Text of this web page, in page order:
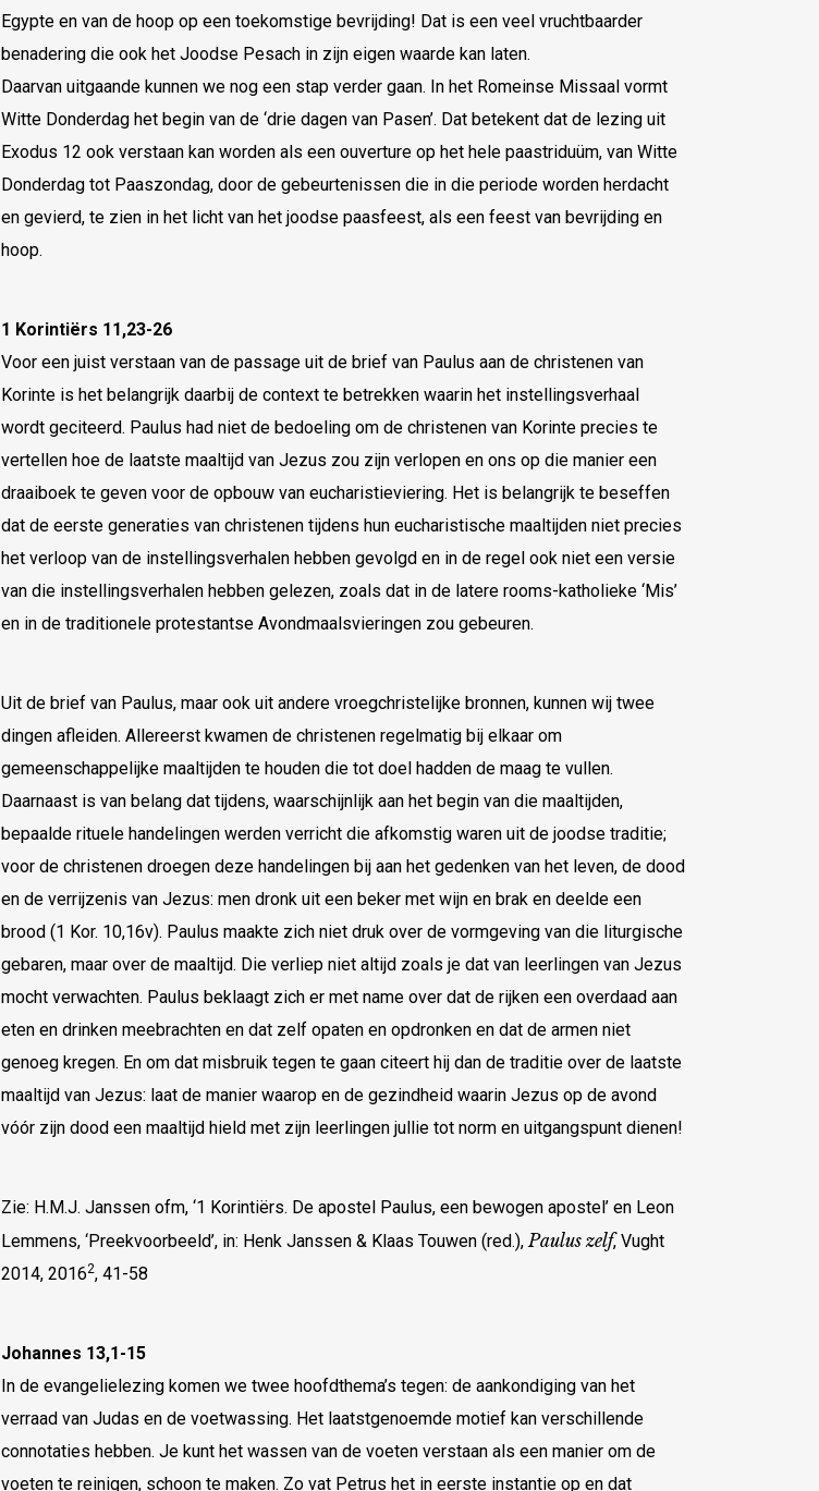
Egypte en van de hoop op een toekomstige bevrijding! Dat is een veel vruchtbaarder
benadering die ook het Joodse Pesach in zijn eigen waarde kan laten.
Daarvan uitgaande kunnen we nog een stap verder gaan. In het Romeinse Missaal vormt
Witte Donderdag het begin van de ‘drie dagen van Pasen’. Dat betekent dat de lezing uit
Exodus 12 ook verstaan kan worden als een ouverture op het hele paastriduüm, van Witte
Donderdag tot Paaszondag, door de gebeurtenissen die in die periode worden herdacht
en gevierd, te zien in het licht van het joodse paasfeest, als een feest van bevrijding en
hoop.
1 Korintiërs 11,23-26
Voor een juist verstaan van de passage uit de brief van Paulus aan de christenen van
Korinte is het belangrijk daarbij de context te betrekken waarin het instellingsverhaal
wordt geciteerd. Paulus had niet de bedoeling om de christenen van Korinte precies te
vertellen hoe de laatste maaltijd van Jezus zou zijn verlopen en ons op die manier een
draaiboek te geven voor de opbouw van eucharistieviering. Het is belangrijk te beseffen
dat de eerste generaties van christenen tijdens hun eucharistische maaltijden niet precies
het verloop van de instellingsverhalen hebben gevolgd en in de regel ook niet een versie
van die instellingsverhalen hebben gelezen, zoals dat in de latere rooms-katholieke ‘Mis’
en in de traditionele protestantse Avondmaalsvieringen zou gebeuren.
Uit de brief van Paulus, maar ook uit andere vroegchristelijke bronnen, kunnen wij twee
dingen afleiden. Allereerst kwamen de christenen regelmatig bij elkaar om
gemeenschappelijke maaltijden te houden die tot doel hadden de maag te vullen.
Daarnaast is van belang dat tijdens, waarschijnlijk aan het begin van die maaltijden,
bepaalde rituele handelingen werden verricht die afkomstig waren uit de joodse traditie;
voor de christenen droegen deze handelingen bij aan het gedenken van het leven, de dood
en de verrijzenis van Jezus: men dronk uit een beker met wijn en brak en deelde een
brood (1 Kor. 10,16v). Paulus maakte zich niet druk over de vormgeving van die liturgische
gebaren, maar over de maaltijd. Die verliep niet altijd zoals je dat van leerlingen van Jezus
mocht verwachten. Paulus beklaagt zich er met name over dat de rijken een overdaad aan
eten en drinken meebrachten en dat zelf opaten en opdronken en dat de armen niet
genoeg kregen. En om dat misbruik tegen te gaan citeert hij dan de traditie over de laatste
maaltijd van Jezus: laat de manier waarop en de gezindheid waarin Jezus op de avond
vóór zijn dood een maaltijd hield met zijn leerlingen jullie tot norm en uitgangspunt dienen!
Zie: H.M.J. Janssen ofm, ‘1 Korintiërs. De apostel Paulus, een bewogen apostel’ en Leon
Lemmens, ‘Preekvoorbeeld’, in: Henk Janssen & Klaas Touwen (red.),Paulus zelf, Vught
2014, 20162, 41-58
Johannes 13,1-15
In de evangelielezing komen we twee hoofdthema’s tegen: de aankondiging van het
verraad van Judas en de voetwassing. Het laatstgenoemde motief kan verschillende
connotaties hebben. Je kunt het wassen van de voeten verstaan als een manier om de
voeten te reinigen, schoon te maken. Zo vat Petrus het in eerste instantie op en dat